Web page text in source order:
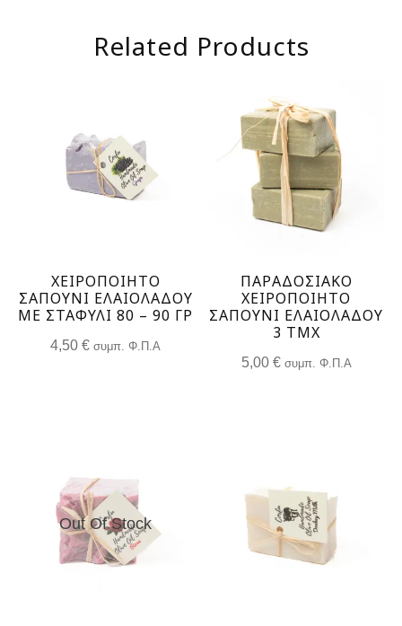
Related Products
ΧΕΙΡΟΠΟΙΗΤΟ
ΣΑΠΟΥΝΙ ΕΛΑΙΟΛΑΔΟΥ
ΜΕ ΣΤΑΦΥΛΙ 80 – 90 ΓΡ
4,50€ συμπ. Φ.Π.Α
ΠΑΡΑΔΟΣΙΑΚΟ
ΧΕΙΡΟΠΟΙΗΤΟ
ΣΑΠΟΥΝΙ ΕΛΑΙΟΛΑΔΟΥ
3 ΤΜΧ
5,00 € συμπ. Φ.Π.Α
Out Of Stock